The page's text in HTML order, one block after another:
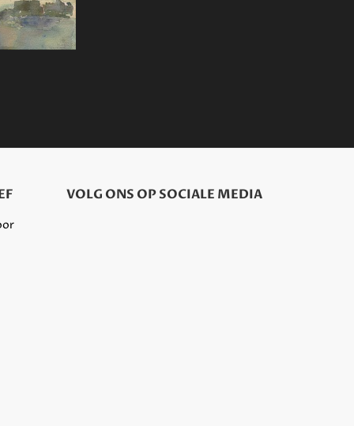
VOLG ONS OP SOCIALE MEDIA